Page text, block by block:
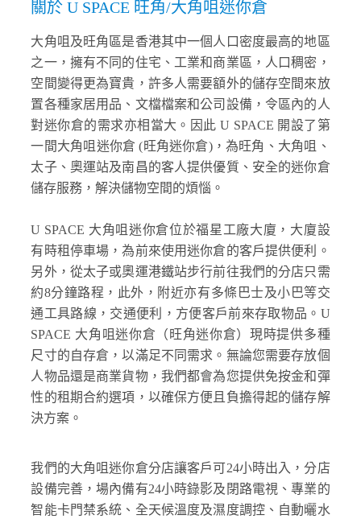
關於 U SPACE 旺角/大角咀迷你倉
大角咀及旺角區是香港其中一個人口密度最高的地區
之一，擁有不同的住宅、工業和商業區，人口稠密，
空間變得更為寶貴，許多人需要額外的儲存空間來放
置各種家居用品、文檔檔案和公司設備，令區內的人
對迷你倉的需求亦相當大。因此 U SPACE 開設了第
一間大角咀迷你倉 (旺角迷你倉)，為旺角、大角咀、
太子、奧運站及南昌的客人提供優質、安全的迷你倉
儲存服務，解決儲物空間的煩惱。
U SPACE 大角咀迷你倉位於福星工廠大廈，大廈設
有時租停車場，為前來使用迷你倉的客戶提供便利。
另外，從太子或奧運港鐵站步行前往我們的分店只需
約8分鐘路程，此外，附近亦有多條巴士及小巴等交
通工具路線，交通便利，方便客戶前來存取物品。U
SPACE 大角咀迷你倉（旺角迷你倉）現時提供多種
尺寸的自存倉，以滿足不同需求。無論您需要存放個
人物品還是商業貨物，我們都會為您提供免按金和彈
性的租期合約選項，以確保方便且負擔得起的儲存解
決方案。
我們的大角咀迷你倉分店讓客戶可24小時出入，分店
設備完善，場內備有24小時錄影及閉路電視、專業的
智能卡門禁系統、全天候溫度及濕度調控、自動曬水